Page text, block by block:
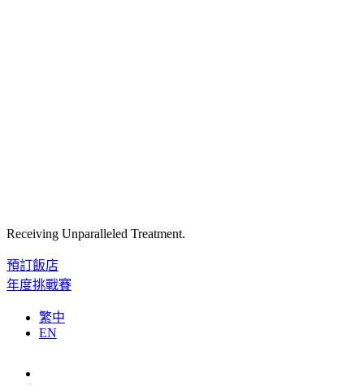
Receiving Unparalleled Treatment.
預訂飯店
年度挑戰賽
繁中
EN